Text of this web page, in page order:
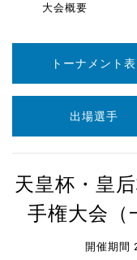
大会概要
トーナメント表
出場選手
天皇杯・皇
手権大会（
開催期間